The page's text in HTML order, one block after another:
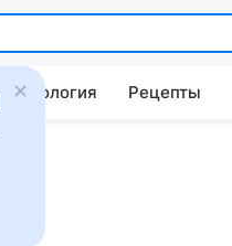
Психология Рецепты